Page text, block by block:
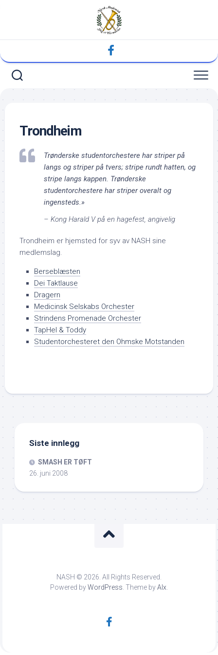
Trondheim
Trønderske studentorchestere har striper på
langs og striper på tvers; stripe rundt hatten, og
stripe langs kappen. Trønderske
studentorchestere har striper overalt og
ingensteds.»
– Kong Harald V på en hagefest, angivelig
Trondheim er hjemsted for syv av NASH sine
medlemslag.
Berseblæsten
Dei Taktlause
Dragern
Medicinsk Selskabs Orchester
Strindens Promenade Orchester
TapHel & Toddy
Studentorchesteret den Ohmske Motstanden
Siste innlegg
SMASH ER TØFT
26. juni 2008
NASH © 2026. All Rights Reserved.
Powered byWordPress. Theme byAlx.